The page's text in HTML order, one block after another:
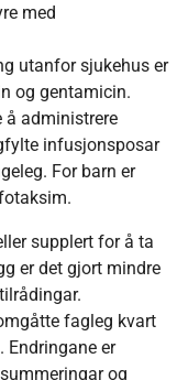
med
utanfor sjukehus er
og gentamicin.
å administrere
infusjonsposar
For barn er
supplert for å ta
er det gjort mindre
fagleg kvart
Endringane er
og